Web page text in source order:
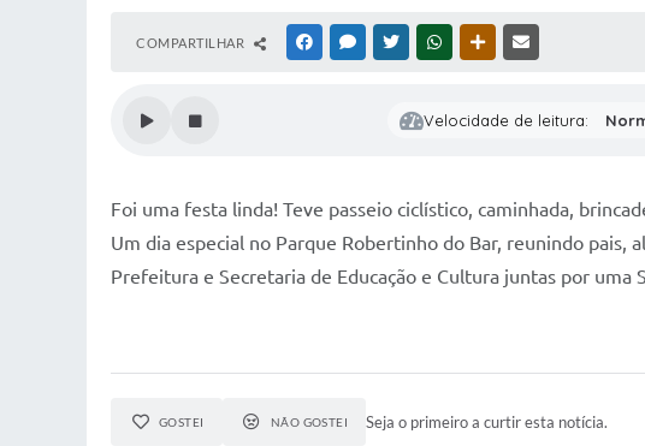
COMPARTILHAR FACEBOOKMESSENGER
TWITTERWHATSAPPOUTRAS MÍDIAS
Velocidade de leitura:
Foi uma festa linda! Teve passeio ciclístico, caminhada,
Um dia especial no Parque Robertinho do Bar, reunindo pais,
Prefeitura e Secretaria de Educação e Cultura juntas por uma
GOSTEI NÃO GOSTEI Seja o primeiro a curtir esta notícia.